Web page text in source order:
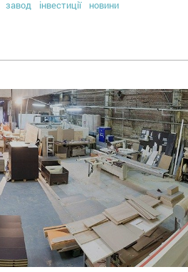
завод інвестиції новини